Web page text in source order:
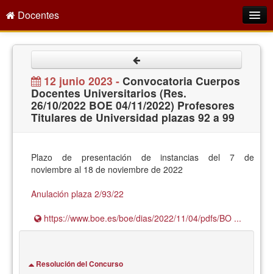
Docentes
Empleo Público
Gestión PDI
Formación y Evaluación
Acción Social
Directorio
12 junio 2023 - Convocatoria Cuerpos
Docentes Universitarios (Res.
26/10/2022 BOE 04/11/2022) Profesores
Titulares de Universidad plazas 92 a 99
Plazo de presentación de instancias del 7 de
noviembre al 18 de noviembre de 2022
Anulación plaza 2/93/22
https://www.boe.es/boe/dias/2022/11/04/pdfs/BO ...
Resolución del Concurso